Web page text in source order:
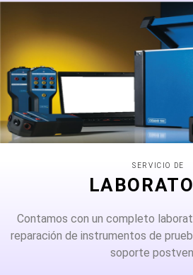
SERVICIO DE
Contamos con un completo
reparación de instrumentos de
soporte